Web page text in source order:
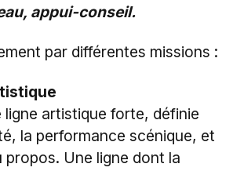
appui-conseil.
par différentes missions :
ligne artistique forte, définie
la performance scénique, et
propos. Une ligne dont la